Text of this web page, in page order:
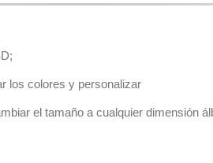
los colores y personalizar
el tamaño a cualquier dimensión